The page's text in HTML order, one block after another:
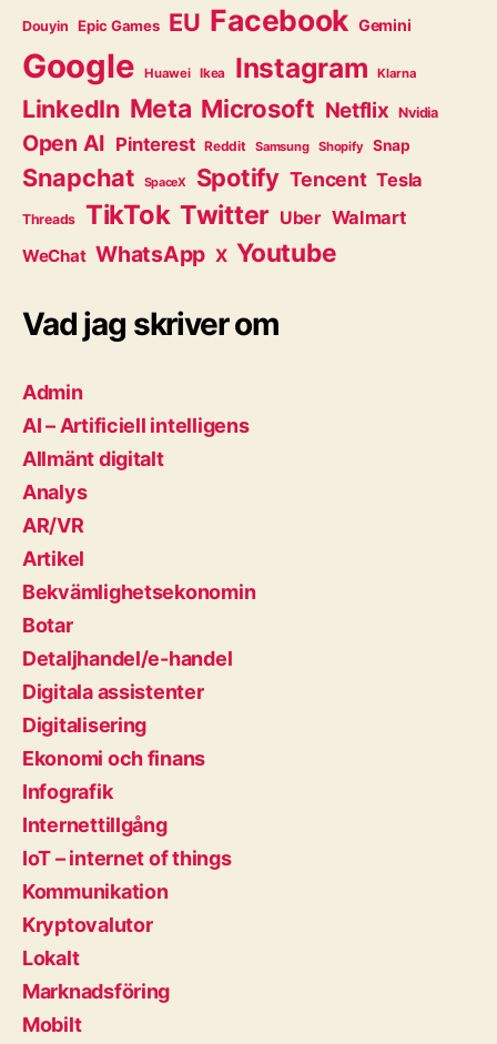
Douyin Epic Games EU Facebook Gemini
Google Huawei Ikea Instagram Klarna
LinkedIn Meta Microsoft Netflix Nvidia
Open AI Pinterest Reddit Samsung Shopify Snap
Snapchat SpaceX Spotify Tencent Tesla
Threads TikTok Twitter Uber Walmart
WeChat WhatsApp X Youtube
Vad jag skriver om
Admin
AI – Artificiell intelligens
Allmänt digitalt
Analys
AR/VR
Artikel
Bekvämlighetsekonomin
Botar
Detaljhandel/e-handel
Digitala assistenter
Digitalisering
Ekonomi och finans
Infografik
Internettillgång
IoT – internet of things
Kommunikation
Kryptovalutor
Lokalt
Marknadsföring
Mobilt